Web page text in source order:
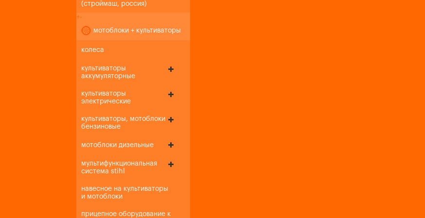
(строймаш, россия)
+-
мотоблоки + культиваторы
колеса
культиваторы
аккумуляторные
культиваторы
электрические
культиваторы, мотоблоки
бензиновые
мотоблоки дизельные
мультифункциональная
система stihl
навесное на культиваторы
и мотоблоки
прицепное оборудование к